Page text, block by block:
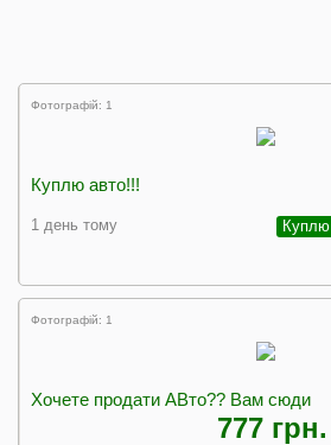
Фотографій: 1
Куплю авто!!!
1 день тому Куплю
Фотографій: 1
Хочете продати АВто?? Вам сюди
777 грн.